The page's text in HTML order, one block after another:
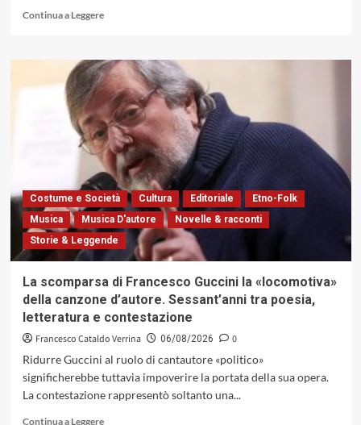
Continua a LeggereLeggi
su
Impalcature
elettroacustiche
e
conduction
collettiva:
il
sincretismo
formale
di
«Volume»
dell’Ensemble
Infini
Costume e Società Cultura Editoriale
Etno-Folk
Musica
Musica D'autore
Novelle & racconti
Storie & Leggende
La scomparsa di Francesco Guccini la «locomotiva»
della canzone d’autore. Sessant’anni tra poesia,
letteratura e contestazione
Francesco Cataldo Verrina 06/08/2026
0
Ridurre Guccini al ruolo di cantautore «politico»
significherebbe tuttavia impoverire la portata della sua opera.
La contestazione rappresentò soltanto una...
Continua a LeggereLeggi